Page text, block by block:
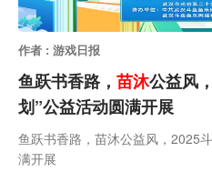
作者 : 游戏日报
鱼跃书香路， 苗沐公益风
划”公益活动圆满开展
鱼跃书香路，苗沐公益风，2025
满开展